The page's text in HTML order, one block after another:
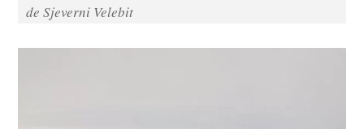
de Sjeverni Velebit